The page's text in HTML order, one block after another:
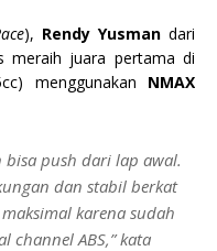
), Rendy Yusmandari
meraih juara pertama di
menggunakan NMAX
bisa push dari lap awal.
dan stabil berkat
karena sudah
channel ABS,” kata